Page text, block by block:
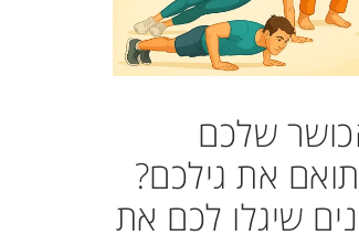
שלכם
את גילכם?
שיגלו לכם את